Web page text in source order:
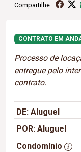
Compartilhe:
CONTRATO EM
Processo de
entregue pelo
contrato.
DE: Aluguel
POR: Aluguel
Condomínio